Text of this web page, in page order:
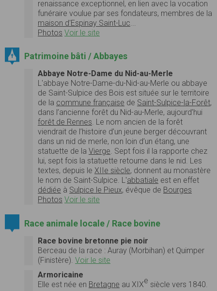
renaissance exceptionnel, en lien avec la vocation
funéraire voulue par ses fondateurs, membres de la
maison d'Espinay Saint-Luc...
Photos Voir le site
Patrimoine bâti / Abbayes
Abbaye Notre-Dame du Nid-au-Merle
L'abbaye Notre-Dame-du-Nid-au-Merle ou abbaye
de Saint-Sulpice des Bois est située sur le territoire
de la commune française de Saint-Sulpice-la-Forêt,
dans l’ancienne forêt du Nid-au-Merle, aujourd’hui
forêt de Rennes. Le nom ancien de la forêt
viendrait de l’histoire d’un jeune berger découvrant
dans un nid de merle, non loin d’un étang, une
statuette de la Vierge. Sept fois il la rapporte chez
lui, sept fois la statuette retourne dans le nid. Les
textes, depuis le XIIe siècle, donnent au monastère
le nom de Saint-Sulpice. L'abbatiale est en effet
dédiée à Sulpice le Pieux, évêque de Bourges
Photos Voir le site
Race animale locale / Race bovine
Race bovine bretonne pie noir
Berceau de la race : Auray (Morbihan) et Quimper
(Finistère). Voir le site
Armoricaine
Elle est née en Bretagne au XIXe siècle vers 1840.